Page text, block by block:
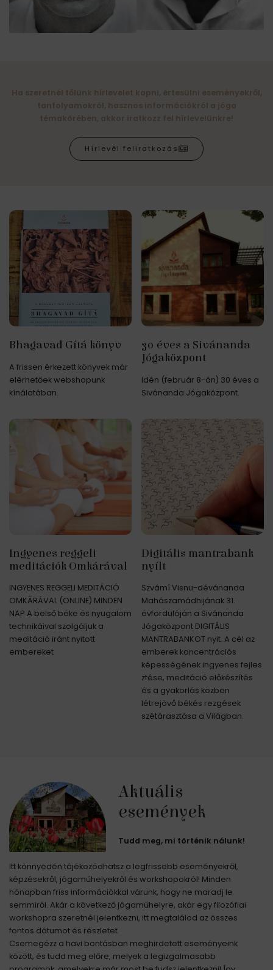
Ha szeretnél tőlünk hírlevelet kapni, értesülni eseményekről,
tanfolyamokról, hasznos információkról a jóga
témakörében, akkor iratkozz fel hírlevelünkre!
Hírlevél feliratkozás
Bhagavad Gítá könyv
A frissen érkezett könyvek már
elérhetőek webshopunk
kínálatában.
30 éves a Sivánanda
Jógaközpont
Idén (február 8-án) 30 éves a
Sivánanda Jógaközpont.
Ingyenes reggeli
meditációk Omkárával
INGYENES REGGELI MEDITÁCIÓ
OMKĀRÁVAL (ONLINE) MINDEN
NAP A belső béke és nyugalom
technikáival szolgáljuk a
meditáció iránt nyitott
embereket
Digitális mantrabank
nyílt
Szvámí Visnu-dévánanda
Mahászamádhijának 31.
évfordulóján a Sivánanda
Jógaközpont DIGITÁLIS
MANTRABANKOT nyit. A cél az
emberek koncentrációs
képességének ingyenes fejles
ztése, meditáció előkészítés
és a gyakorlás közben
létrejövő békés rezgések
szétárasztása a Világban.
Aktuális
események
Tudd meg, mi történik nálunk!
Itt könnyedén tájékozódhatsz a legfrissebb eseményekről,
képzésekről, jógaműhelyekről és workshopokról! Minden
hónapban friss információkkal várunk, hogy ne maradj le
semmiről. Akár a következő jógaműhelyre, akár egy filozófiai
workshopra szeretnél jelentkezni, itt megtalálod az összes
fontos dátumot és részletet.
Csemegézz a havi bontásban meghirdetett eseményeink
között, és tudd meg előre, melyek a legizgalmasabb